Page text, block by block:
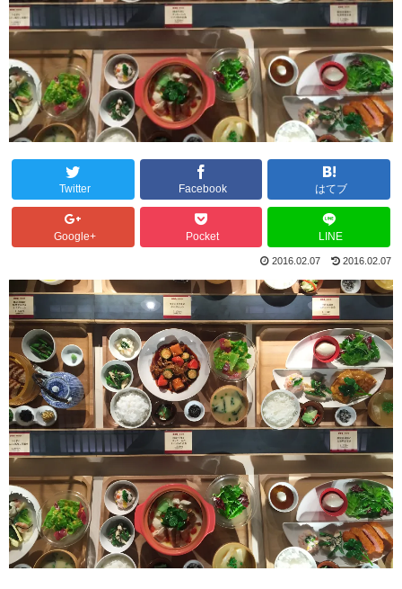
Twitter Facebook はてブ
Google+ Pocket LINE
2016.02.07 2016.02.07